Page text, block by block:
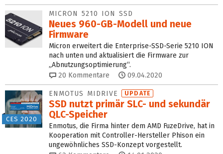
MICRON 5210 ION SSD
Neues 960-GB-Modell und neue
Firmware
Micron erweitert die Enterprise-SSD-Serie 5210 ION
nach unten und aktualisiert die Firmware zur
„Abnutzungsoptimierung“.
20 Kommentare 09.04.2020
CES 2020
ENMOTUS MIDRIVE UPDATE
SSD nutzt primär SLC- und sekundär
QLC-Speicher
Enmotus, die Firma hinter dem AMD FuzeDrive, hat in
Kooperation mit Controller-Hersteller Phison ein
ungewöhnliches SSD-Konzept vorgestellt.